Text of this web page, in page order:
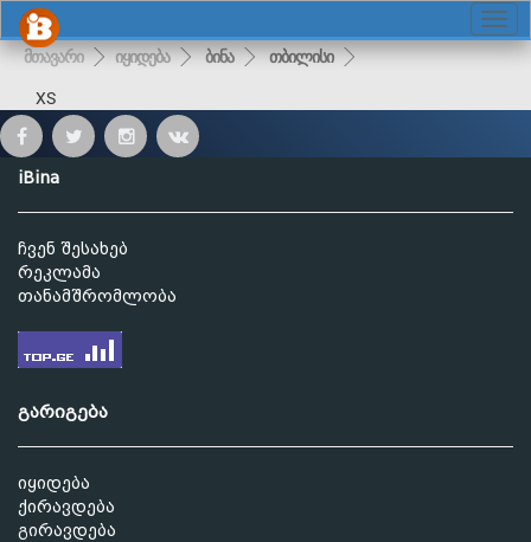
მთავარი იყიდება ბინა თბილისი
XS
iBina
ჩვენ შესახებ
რეკლამა
თანამშრომლობა
გარიგება
იყიდება
ქირავდება
გირავდება